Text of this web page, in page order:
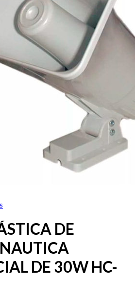
DE
DE 30W HC-